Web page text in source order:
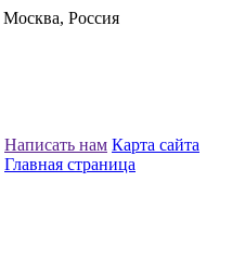
Москва, Россия
Написать нам Карта сайта
Главная страница